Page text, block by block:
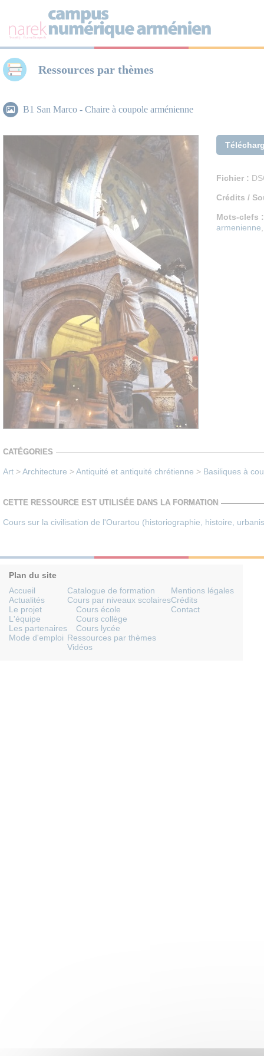
Ressources par thèmes
B1 San Marco - Chaire à coupole arménienne
Fichier :
Crédits /
Mots-clefs :
armenienne
CATÉGORIES
Art >Architecture >Antiquité et antiquité chrétienne > Basiliques à
CETTE RESSOURCE EST UTILISÉE DANS LA FORMATION
Cours sur la civilisation de l'Ourartou (historiographie, histoire,
Plan du site
Accueil
Actualités
Le projet
L'équipe
Les partenaires
Mode d'emploi
Catalogue de formation
Cours par niveaux scolaires
Cours école
Cours collège
Cours lycée
Ressources par thèmes
Vidéos
Mentions légales
Crédits
Contact